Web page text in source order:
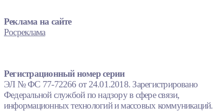
Реклама на сайте
Росреклама
Регистрационный номер серии
ЭЛ № ФС 77-72266 от 24.01.2018. Зарегистрировано
Федеральной службой по надзору в сфере связи,
информационных технологий и массовых коммуникаций.